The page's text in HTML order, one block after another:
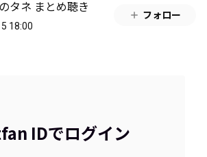
タネ まとめ聴き
18:00
フォロー
IDでログイン